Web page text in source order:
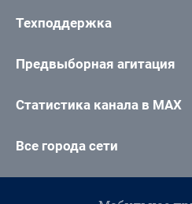
Техподдержка
Предвыборная агитация
Статистика канала в MAX
Все города сети